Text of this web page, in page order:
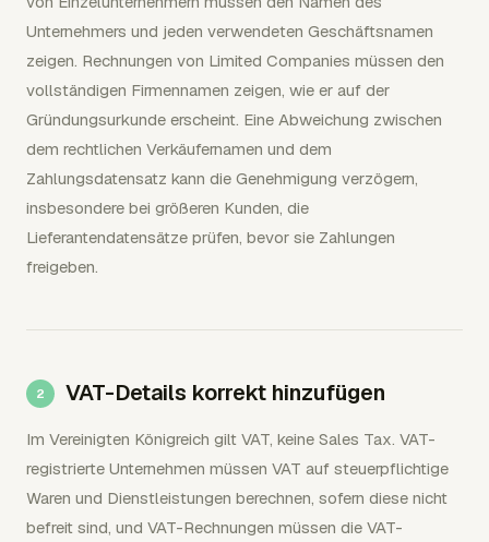
Unternehmers und jeden verwendeten Geschäftsnamen
zeigen. Rechnungen von Limited Companies müssen den
vollständigen Firmennamen zeigen, wie er auf der
Gründungsurkunde erscheint. Eine Abweichung zwischen
dem rechtlichen Verkäufernamen und dem
Zahlungsdatensatz kann die Genehmigung verzögern,
insbesondere bei größeren Kunden, die
Lieferantendatensätze prüfen, bevor sie Zahlungen
freigeben.
VAT-Details korrekt hinzufügen
Im Vereinigten Königreich gilt VAT, keine Sales Tax. VAT-
registrierte Unternehmen müssen VAT auf steuerpflichtige
Waren und Dienstleistungen berechnen, sofern diese nicht
befreit sind, und VAT-Rechnungen müssen die VAT-